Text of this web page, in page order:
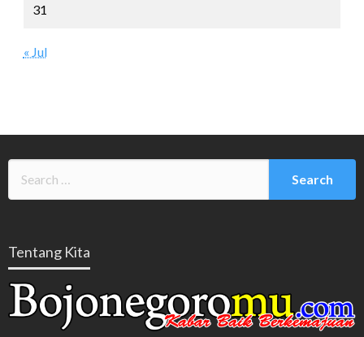
31
« Jul
Tentang Kita